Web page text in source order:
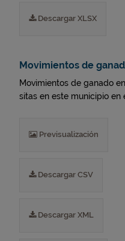
Descargar XLSX
Movimientos de
Movimientos de ganado
sitas en este municipio en
Previsualización
Descargar CSV
Descargar XML